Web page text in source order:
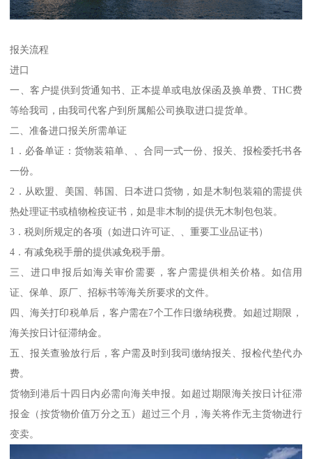
报关流程
进口
一、客户提供到货通知书、正本提单或电放保函及换单费、THC费
等给我司，由我司代客户到所属船公司换取进口提货单。
二、准备进口报关所需单证
1．必备单证：货物装箱单、、合同一式一份、报关、报检委托书各
一份。
2．从欧盟、美国、韩国、日本进口货物，如是木制包装箱的需提供
热处理证书或植物检疫证书，如是非木制的提供无木制包包装。
3．税则所规定的各项（如进口许可证、、重要工业品证书）
4．有减免税手册的提供减免税手册。
三、进口申报后如海关审价需要，客户需提供相关价格。如信用
证、保单、原厂、招标书等海关所要求的文件。
四、海关打印税单后，客户需在7个工作日缴纳税费。如超过期限，
海关按日计征滞纳金。
五、报关查验放行后，客户需及时到我司缴纳报关、报检代垫代办
费。
货物到港后十四日内必需向海关申报。如超过期限海关按日计征滞
报金（按货物价值万分之五）超过三个月，海关将作无主货物进行
变卖。